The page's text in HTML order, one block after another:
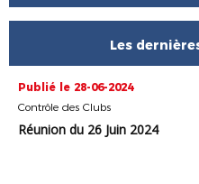
Les
Publié le 28-06-2024
Contrôle des Clubs
Réunion du 26 Juin 2024